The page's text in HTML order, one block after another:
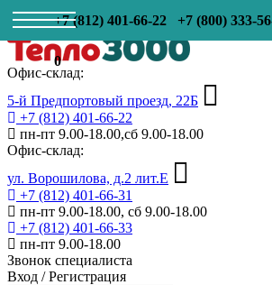
+7 (812) 401-66-22 +7 (800) 333-
0
Офис-склад:
5-й Предпортовый проезд, 22Б
+7 (812) 401-66-22
пн-пт 9.00-18.00,сб 9.00-18.00
Офис-склад:
ул. Ворошилова, д.2 лит.Е
+7 (812) 401-66-31
пн-пт 9.00-18.00, сб 9.00-18.00
+7 (812) 401-66-33
пн-пт 9.00-18.00
Звонок специалиста
Вход /Регистрация